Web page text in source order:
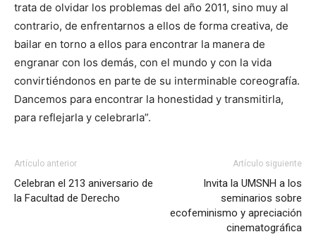
trata de olvidar los problemas del año 2011, sino muy al
contrario, de enfrentarnos a ellos de forma creativa, de
bailar en torno a ellos para encontrar la manera de
engranar con los demás, con el mundo y con la vida
convirtiéndonos en parte de su interminable coreografía.
Dancemos para encontrar la honestidad y transmitirla,
para reflejarla y celebrarla”.
Artículo anterior
Celebran el 213 aniversario de
la Facultad de Derecho
Artículo siguiente
Invita la UMSNH a los
seminarios sobre
ecofeminismo y apreciación
cinematográfica